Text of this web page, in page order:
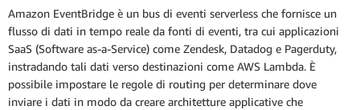
Amazon EventBridge è un bus di eventi serverless che fornisce un
flusso di dati in tempo reale da fonti di eventi, tra cui applicazioni
SaaS (Software as-a-Service) come Zendesk, Datadog e Pagerduty,
instradando tali dati verso destinazioni come AWS Lambda. È
possibile impostare le regole di routing per determinare dove
inviare i dati in modo da creare architetture applicative che